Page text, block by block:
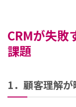
CRMが失敗
課題
1．顧客理解が